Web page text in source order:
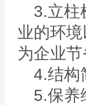
3.立柱
业的环
为企业
4.结构
5.保养